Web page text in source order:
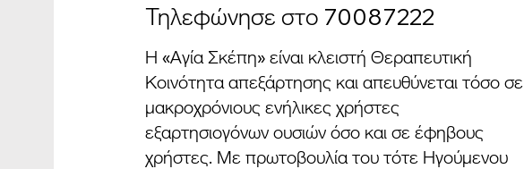
Τηλεφώνησε στο 70087222
Η «Αγία Σκέπη» είναι κλειστή Θεραπευτική
Κοινότητα απεξάρτησης και απευθύνεται τόσο σε
μακροχρόνιους ενήλικες χρήστες
εξαρτησιογόνων ουσιών όσο και σε έφηβους
χρήστες. Με πρωτοβουλία του τότε Ηγούμενου